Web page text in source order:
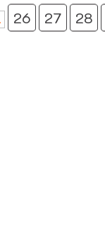
26 27 28